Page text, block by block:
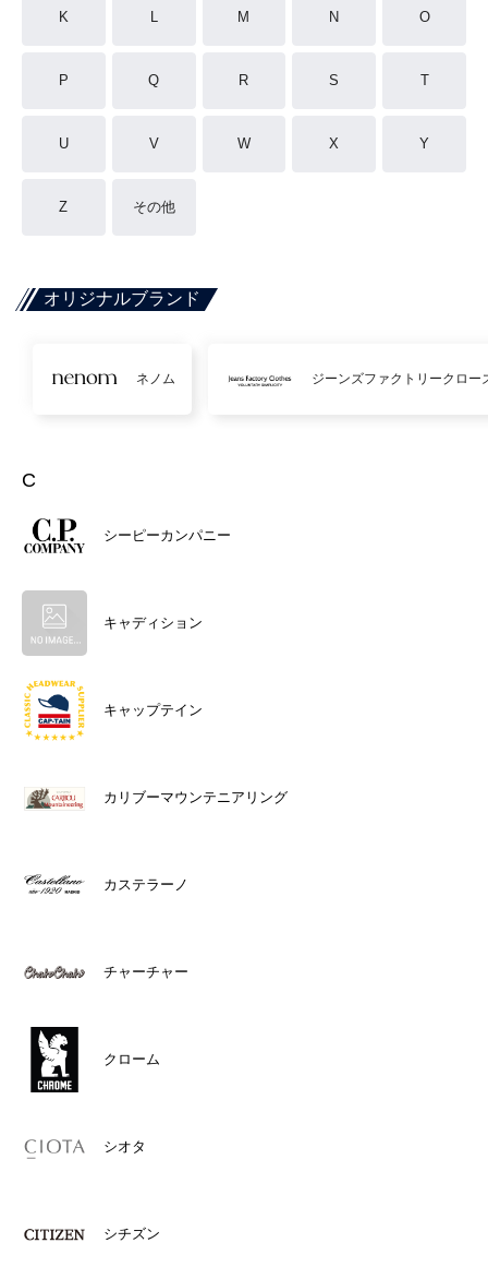
K L M N O
P Q R S T
U V W X Y
Z その他
オリジナルブランド
ネノム ジーンズファクトリークロー
C
シーピーカンパニー
キャディション
キャップテイン
カリブーマウンテニアリング
カステラーノ
チャーチャー
クローム
シオタ
シチズン